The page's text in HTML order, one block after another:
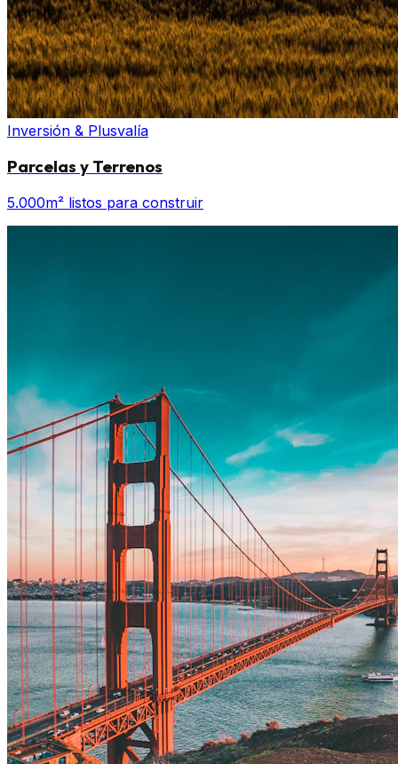
Inversión & Plusvalía
Parcelas y Terrenos
5.000m² listos para construir